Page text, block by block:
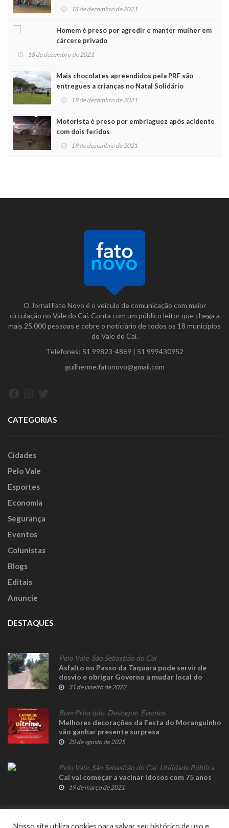
Noel
18 de dezembro de 2021
Homem é preso por agredir e manter mulher em
cárcere privado
18 de dezembro de 2021
Mais chocolates apreendidos pela PRF são
entregues a crianças no Natal Solidário
19 de dezembro de 2021
Motorista é preso por embriaguez após acidente
com dois feridos
19 de dezembro de 2021
O Jornal Fato Novo é o veículo de comunicação com maior
circulação no Vale do Caí. Conta com um público leitor que chega a
mais 25.000 pessoas e cobre o noticiário de todos os 18 municípios
do Vale do Caí.
Telefones: 51 99823-4869 | 51 999430952
guilherme.fatonovo@gmail.com
CATEGORIAS
Cidades
Pelo Vale
Esportes
Economia
Segurança
Eventos
Colunistas
Blogs
Editais
Anuncie
DESTAQUES
Pelo Vale, São Sebastião do Caí
Asfalto no Passo da Taquara pode servir de
desvio e obrigar Governo a mudar local do
pedágio
31 de janeiro de 2022
Bom Princípio Destaque, Eventos
Melhores decorações da Festa do Moranguinho
vão ganhar presente surpresa
20 de agosto de 2025
Pelo Vale, São Sebastião do Caí, Utilidade Pública
Caí vai começar a vacinar idosos com 75 anos
19 de março de 2021
Nosso site utiliza cookies para salvar seu histórico de uso e